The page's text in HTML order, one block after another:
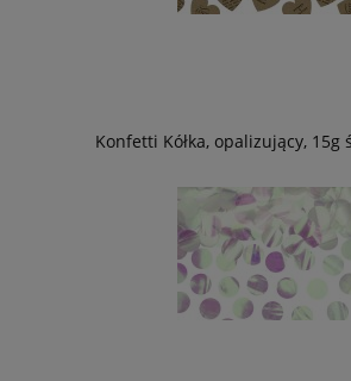
Konfetti Kółka, opalizujący, 15g